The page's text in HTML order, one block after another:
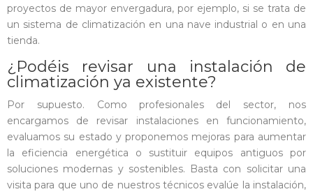
proyectos de mayor envergadura, por ejemplo, si se trata de
un sistema de climatización en una nave industrial o en una
tienda.
¿Podéis revisar una instalación de
climatización ya existente?
Por supuesto. Como profesionales del sector, nos
encargamos de revisar instalaciones en funcionamiento,
evaluamos su estado y proponemos mejoras para aumentar
la eficiencia energética o sustituir equipos antiguos por
soluciones modernas y sostenibles. Basta con solicitar una
visita para que uno de nuestros técnicos evalúe la instalación,